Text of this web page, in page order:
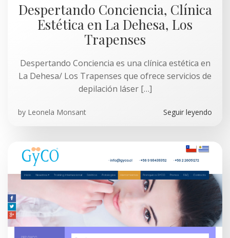
Despertando Conciencia, Clínica
Estética en La Dehesa, Los
Trapenses
Despertando Conciencia es una clínica estética en
La Dehesa/ Los Trapenses que ofrece servicios de
depilación láser […]
by Leonela Monsant Seguir leyendo